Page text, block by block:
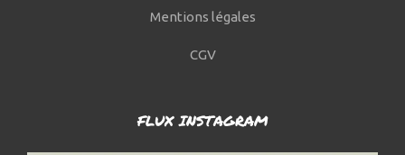
Mentions légales
CGV
FLUX INSTAGRAM